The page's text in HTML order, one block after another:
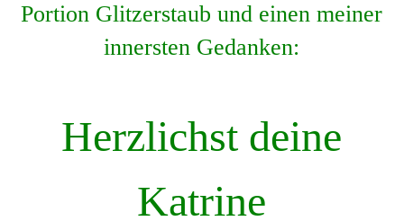
Portion Glitzerstaub und einen meiner
innersten Gedanken:
Herzlichst deine
Katrine